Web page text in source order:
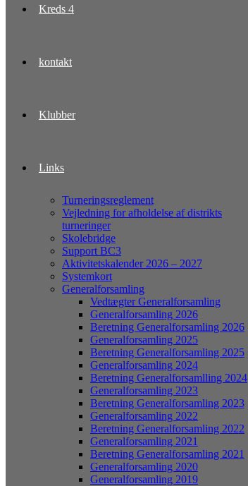
Kreds 4
kontakt
Klubber
Links
Turneringsreglement
Vejledning for afholdelse af distrikts
turneringer
Skolebridge
Support BC3
Aktivitetskalender 2026 – 2027
Systemkort
Generalforsamling
Vedtægter Generalforsamling
Generalforsamling 2026
Beretning Generalforsamling 2026
Generalforsamling 2025
Beretning Generalforsamling 2025
Generalforsamling 2024
Beretning Generalforsamlling 2024
Generalforsamling 2023
Beretning Generalforsamling 2023
Generalforsamling 2022
Beretning Generalforsamling 2022
Generalforsamling 2021
Beretning Generalforsamling 2021
Generalforsamling 2020
Generalforsamling 2019